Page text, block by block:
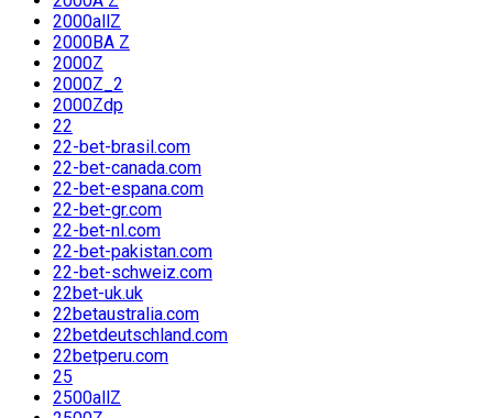
2000allZ
2000BA Z
2000Z
2000Z_2
2000Zdp
22
22-bet-brasil.com
22-bet-canada.com
22-bet-espana.com
22-bet-gr.com
22-bet-nl.com
22-bet-pakistan.com
22-bet-schweiz.com
22bet-uk.uk
22betaustralia.com
22betdeutschland.com
22betperu.com
25
2500allZ